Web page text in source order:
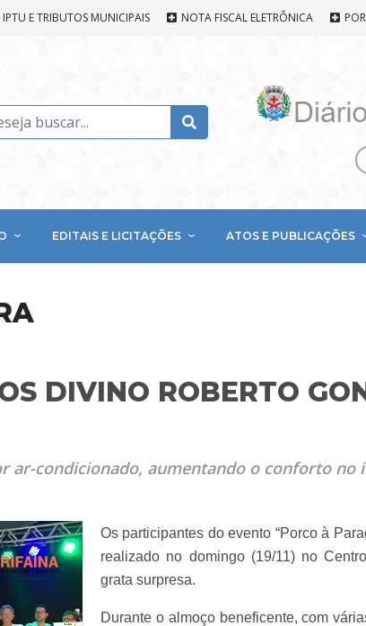
IPTU E TRIBUTOS MUNICIPAIS NOTA FISCAL ELETRÔNICA
EDITAIS E LICITAÇÕES ATOS E PUBLICAÇÕES
DIVINO ROBERTO
condicionado, aumentando o conforto no
Os participantes do evento “Porco à
realizado no domingo (19/11) no
grata surpresa.
Durante o almoço beneficente, com